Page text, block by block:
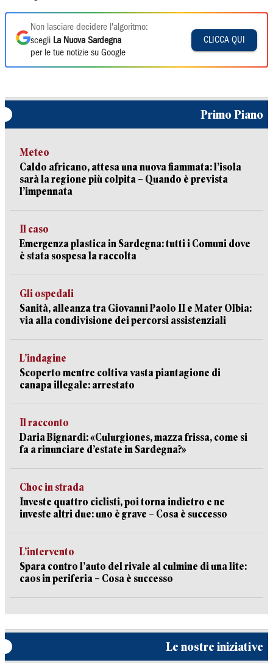
Non lasciare decidere l'algoritmo:
scegli La Nuova Sardegna
per le tue notizie su Google
CLICCA QUI
Primo Piano
Meteo
Caldo africano, attesa una nuova fiammata: l’isola
sarà la regione più colpita – Quando è prevista
l’impennata
Il caso
Emergenza plastica in Sardegna: tutti i Comuni dove
è stata sospesa la raccolta
Gli ospedali
Sanità, alleanza tra Giovanni Paolo II e Mater Olbia:
via alla condivisione dei percorsi assistenziali
L’indagine
Scoperto mentre coltiva vasta piantagione di
canapa illegale: arrestato
Il racconto
Daria Bignardi: «Culurgiones, mazza frissa, come si
fa a rinunciare d’estate in Sardegna?»
Choc in strada
Investe quattro ciclisti, poi torna indietro e ne
investe altri due: uno è grave – Cosa è successo
L’intervento
Spara contro l’auto del rivale al culmine di una lite:
caos in periferia – Cosa è successo
Le nostre iniziative